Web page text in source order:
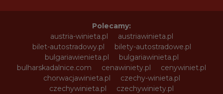
Polecamy:
austria-winieta.pl
austriawinieta.pl
bilet-autostradowy.pl
bilety-autostradowe.pl
bulgariawienieta.pl
bulgariawinieta.pl
bulharskadalnice.com
cenawiniety.pl
cenywiniet.pl
chorwacjawinieta.pl
czechy-winieta.pl
czechywinieta.pl
czechywiniety.pl